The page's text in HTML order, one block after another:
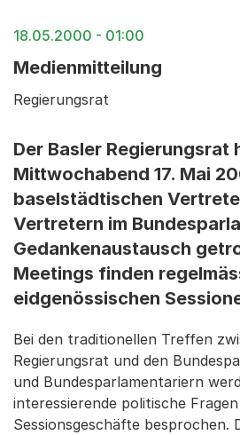
18.05.2000 - 01:00
Medienmitteilung
Regierungsrat
Der Basler Regierungsrat
Mittwochabend 17. Mai
baselstädtischen
Vertretern im
Gedankenaustausch
Meetings finden
eidgenössischen
Bei den traditionellen Treffen
Regierungsrat und den
und Bundesparlamentariern
interessierende politische
Sessionsgeschäfte besprochen.